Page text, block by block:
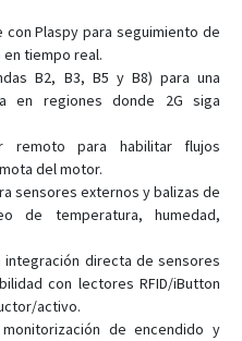
con Plaspy para seguimiento de
tiempo real.
B2, B3, B5 y B8) para una
en regiones donde 2G siga
remoto para habilitar flujos
del motor.
sensores externos y balizas de
de temperatura, humedad,
integración directa de sensores
con lectores RFID/iButton
activo.
de encendido y